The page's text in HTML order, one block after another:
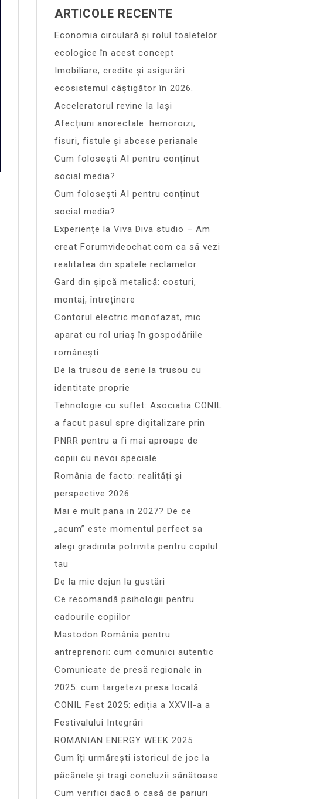
ARTICOLE RECENTE
Economia circulară și rolul toaletelor
ecologice în acest concept
Imobiliare, credite și asigurări:
ecosistemul câștigător în 2026.
Acceleratorul revine la Iași
Afecțiuni anorectale: hemoroizi,
fisuri, fistule și abcese perianale
Cum folosești AI pentru conținut
social media?
Cum folosești AI pentru conținut
social media?
Experiențe la Viva Diva studio – Am
creat Forumvideochat.com ca să vezi
realitatea din spatele reclamelor
Gard din șipcă metalică: costuri,
montaj, întreținere
Contorul electric monofazat, mic
aparat cu rol uriaș în gospodăriile
românești
De la trusou de serie la trusou cu
identitate proprie
Tehnologie cu suflet: Asociatia CONIL
a facut pasul spre digitalizare prin
PNRR pentru a fi mai aproape de
copiii cu nevoi speciale
România de facto: realități și
perspective 2026
Mai e mult pana in 2027? De ce
„acum” este momentul perfect sa
alegi gradinita potrivita pentru copilul
tau
De la mic dejun la gustări
Ce recomandă psihologii pentru
cadourile copiilor
Mastodon România pentru
antreprenori: cum comunici autentic
Comunicate de presă regionale în
2025: cum targetezi presa locală
CONIL Fest 2025: ediția a XXVII-a a
Festivalului Integrări
ROMANIAN ENERGY WEEK 2025
Cum îți urmărești istoricul de joc la
păcănele și tragi concluzii sănătoase
Cum verifici dacă o casă de pariuri